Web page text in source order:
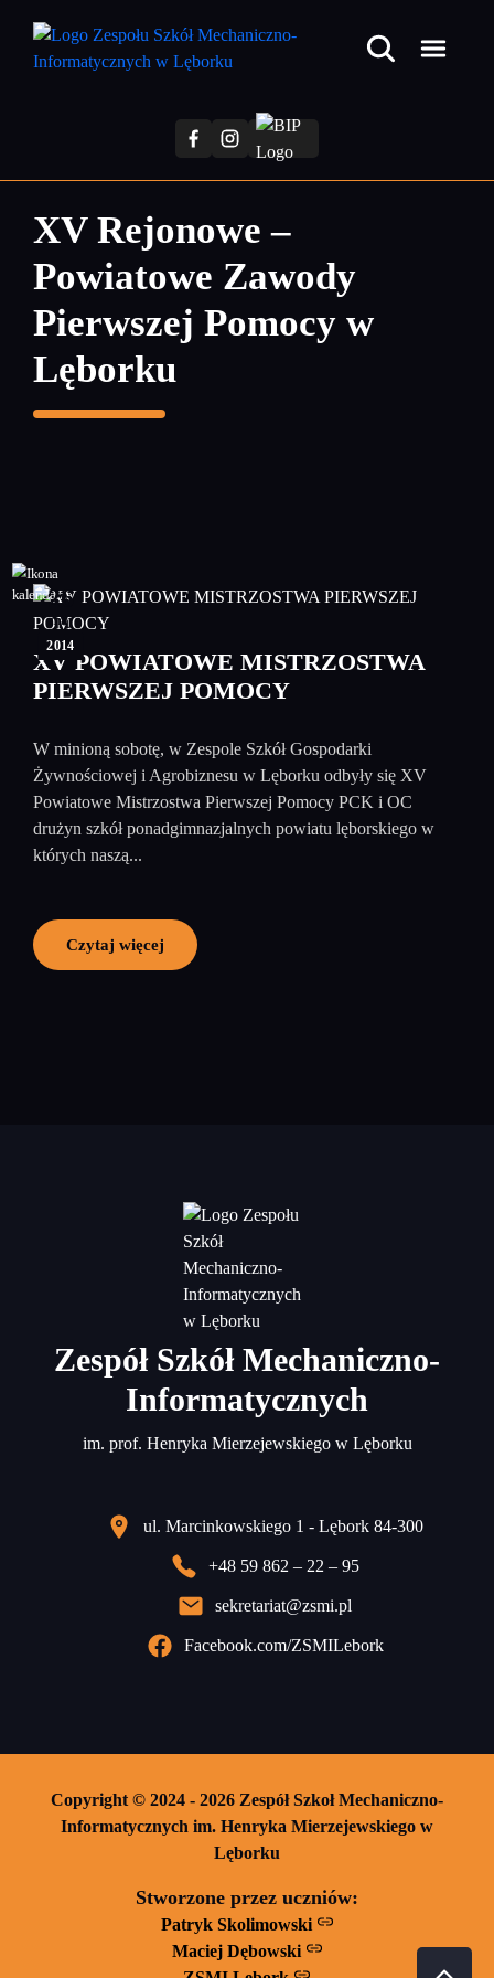
treści
XV Rejonowe –
Powiatowe Zawody
Pierwszej Pomocy w
Lęborku
26
maj
2014
XV POWIATOWE MISTRZOSTWA
PIERWSZEJ POMOCY
W minioną sobotę, w Zespole Szkół Gospodarki
Żywnościowej i Agrobiznesu w Lęborku odbyły się XV
Powiatowe Mistrzostwa Pierwszej Pomocy PCK i OC
drużyn szkół ponadgimnazjalnych powiatu lęborskiego w
których naszą...
Czytaj więcej
Zespół Szkół Mechaniczno-
Informatycznych
im. prof. Henryka Mierzejewskiego w Lęborku
ul. Marcinkowskiego 1 - Lębork 84-300
+48 59 862 – 22 – 95
sekretariat@zsmi.pl
Facebook.com/ZSMILebork
Copyright © 2024 - 2026 Zespół Szkoł Mechaniczno-
Informatycznych im. Henryka Mierzejewskiego w
Lęborku
Stworzone przez uczniów:
Patryk Skolimowski
Maciej Dębowski